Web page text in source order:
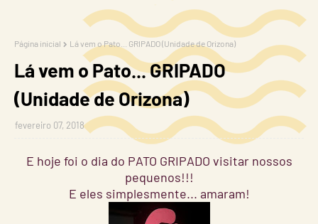
Página inicial Lá vem o Pato... GRIPADO (Unidade de Orizona)
Lá vem o Pato... GRIPADO
(Unidade de Orizona)
fevereiro 07, 2018
E hoje foi o dia do PATO GRIPADO visitar nossos
pequenos!!!
E eles simplesmente... amaram!